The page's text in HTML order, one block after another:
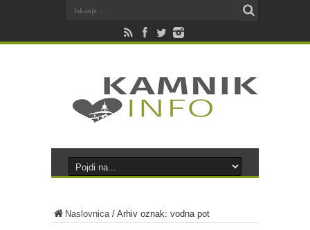
Naslovnica/ Arhiv oznak: vodna pot